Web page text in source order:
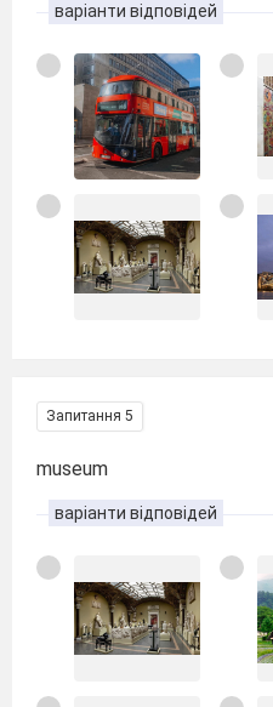
варіанти відповідей
Запитання 5
museum
варіанти відповідей